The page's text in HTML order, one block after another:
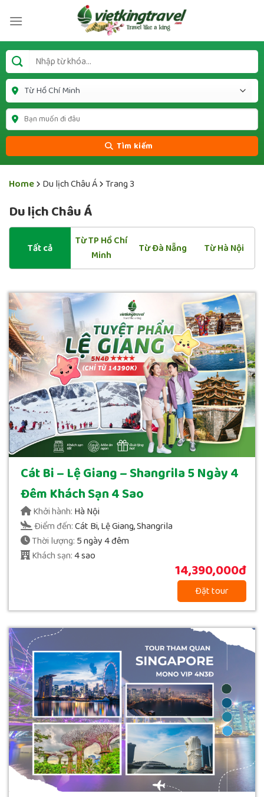
Tìm kiếm
Home Du lịch Châu Á Trang 3
Du lịch Châu Á
Tất cả
Từ TP Hồ Chí
Minh
Từ Đà Nẵng Từ Hà Nội
Cát Bi – Lệ Giang – Shangrila 5 Ngày 4
Đêm Khách Sạn 4 Sao
Khởi hành: Hà Nội
Điểm đến:Cát Bi, Lệ Giang, Shangrila
Thời lượng: 5 ngày 4 đêm
Khách sạn:4 sao
14,390,000đ
Đặt tour